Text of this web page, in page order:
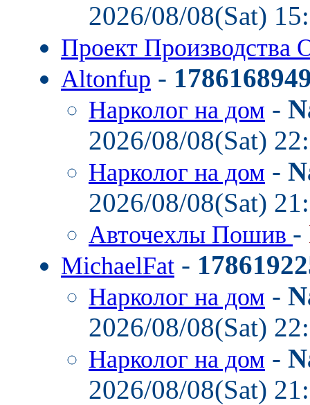
2026/08/08(Sat)
Проект Производства
Altonfup -
Нарколог на дом -
2026/08/08(Sat)
Нарколог на дом -
2026/08/08(Sat)
Авточехлы Пошив -
MichaelFat -
Нарколог на дом -
2026/08/08(Sat)
Нарколог на дом -
2026/08/08(Sat)